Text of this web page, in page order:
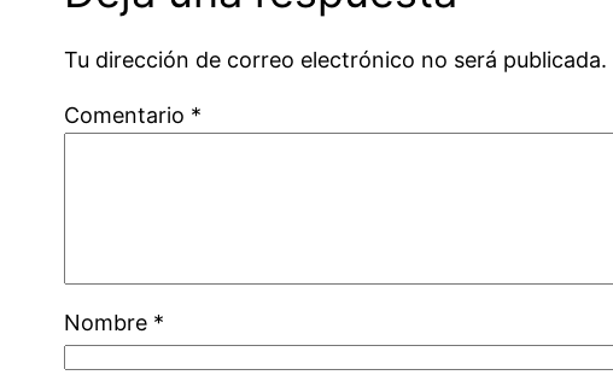
Tu dirección de correo electrónico no será publicada.
Comentario *
Nombre *